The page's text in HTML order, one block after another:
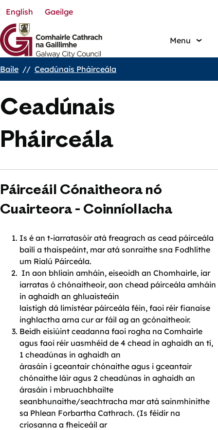
Skip
to
main
content
English Gaeilge
Menu
Breadcrumbs
Baile Ceadúnais Pháirceála
Ceadúnais
Pháirceála
Páirceáil Cónaitheora nó
Cuairteora - Coinníollacha
Is é an t-iarratasóir atá freagrach as cead páirceála
bailí a thaispeáint, mar atá sonraithe sna Fodhlíthe
um Rialú Páirceála.
In aon bhliain amháin, eiseoidh an Chomhairle, iar
iarratas ó chónaitheoir, aon chead páirceála amháin
in aghaidh an ghluaisteáin
laistigh dá limistéar páirceála féin, faoi réir fianaise
inghlactha arna cur ar fáil ag an gcónaitheoir.
Beidh eisiúint ceadanna faoi rogha na Comhairle
agus faoi réir uasmhéid de 4 chead in aghaidh an tí,
1 cheadúnas in aghaidh an
árasáin i gceantair chónaithe agus i gceantair
chónaithe láir agus 2 cheadúnas in aghaidh an
árasáin i mbruachbhailte
seanbhunaithe/seachtracha mar atá sainmhínithe
sa Phlean Forbartha Cathrach. (Is féidir na
criosanna a fheiceáil ar